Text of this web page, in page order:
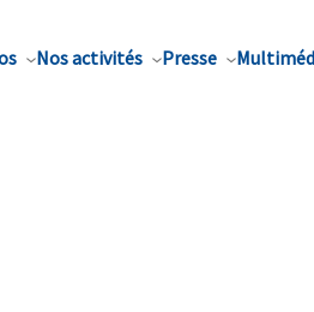
Nos activités Presse